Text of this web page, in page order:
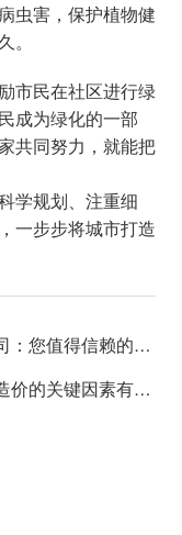
虫害，保护植物健
市民在社区进行绿
成为绿化的一部
共同努力，就能把
学规划、注重细
一步步将城市打造
四川西耀凌建筑有限公司：您值得信赖的建筑伙伴
土石方工程施工：影响造价的关键因素有哪些？